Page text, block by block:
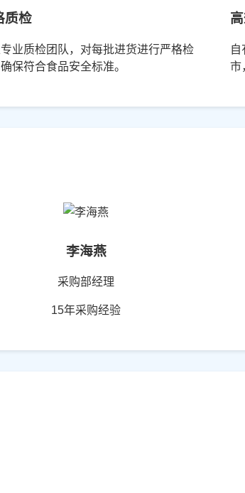
质检
业质检团队，对每批进货进行严格检
保符合食品安全标准。
自
市
李海燕
采购部经理
15年采购经验